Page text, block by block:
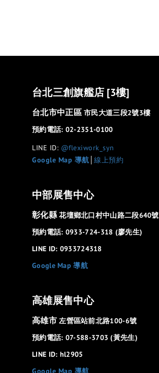
台北三創旗艦店 [3樓]
台北市中正區市民大道三段2號3樓
預約電話: 02-2351-0100
LINE ID: @flexiwork_syn
Google Map 導航 線上預約
中部展售中心
彰化縣花壇鄉北口村中山路二段640號
預約電話: 0933-724-318 (廖先生)
LINE ID: 0933724318
Google Map 導航
高雄展售中心
高雄市左營區站前北路100-6號
預約電話: 07-588-3703 (黃先生)
LINE ID: hl2905
Google Map 導航